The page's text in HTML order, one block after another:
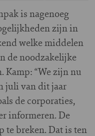
is nagenoeg
zijn in
welke middelen
de noodzakelijke
Kamp: “We zijn nu
juli van dit jaar
de corporaties,
informeren. De
breken. Dat is ten